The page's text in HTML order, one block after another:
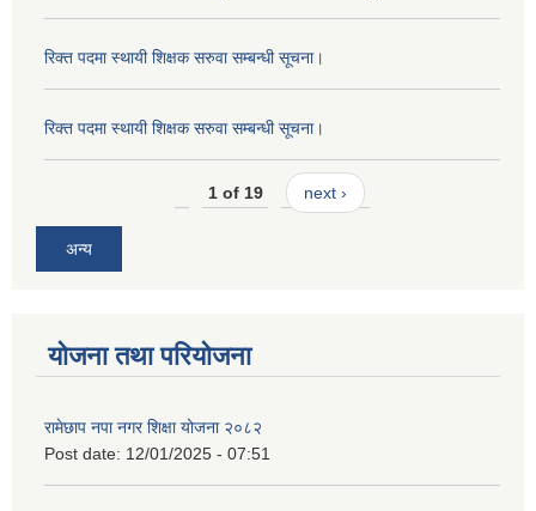
रिक्त पदमा स्थायी शिक्षक सरुवा सम्बन्धी सूचना।
रिक्त पदमा स्थायी शिक्षक सरुवा सम्बन्धी सूचना।
1 of 19 next ›
अन्य
योजना तथा परियोजना
रामेछाप नपा नगर शिक्षा योजना २०८२
Post date: 12/01/2025 - 07:51